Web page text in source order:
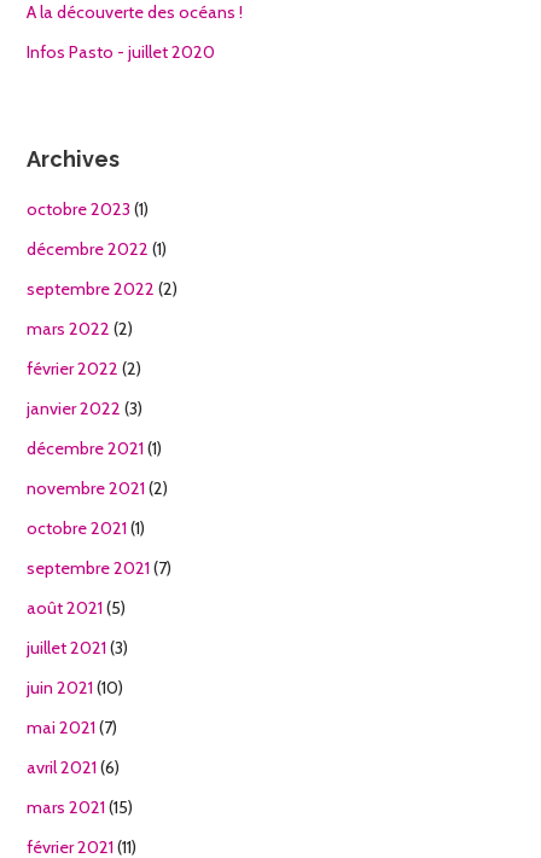
A la découverte des océans !
Infos Pasto - juillet 2020
Archives
octobre 2023 (1)
décembre 2022 (1)
septembre 2022 (2)
mars 2022 (2)
février 2022 (2)
janvier 2022 (3)
décembre 2021 (1)
novembre 2021 (2)
octobre 2021 (1)
septembre 2021 (7)
août 2021 (5)
juillet 2021 (3)
juin 2021 (10)
mai 2021 (7)
avril 2021 (6)
mars 2021 (15)
février 2021 (11)